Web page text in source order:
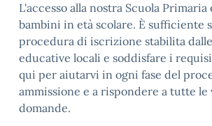
L'accesso alla nostra Scuola
bambini in età scolare. È sufficiente
procedura di iscrizione stabilita
educative locali e soddisfare i
qui per aiutarvi in ogni fase del
ammissione e a rispondere a tutte le
domande.